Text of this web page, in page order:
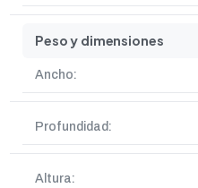
Peso y dimensiones
Ancho:
Profundidad:
Altura: